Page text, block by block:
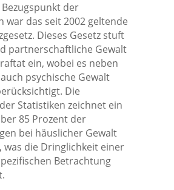
der
war das seit 2002 geltende
Dieses Gesetz stuft
partnerschaftliche Gewalt
ein, wobei es neben
psychische Gewalt
Die
Statistiken zeichnet ein
85 Prozent der
bei häuslicher Gewalt
was die Dringlichkeit einer
Betrachtung